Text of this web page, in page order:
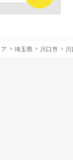
埼玉県 川口市